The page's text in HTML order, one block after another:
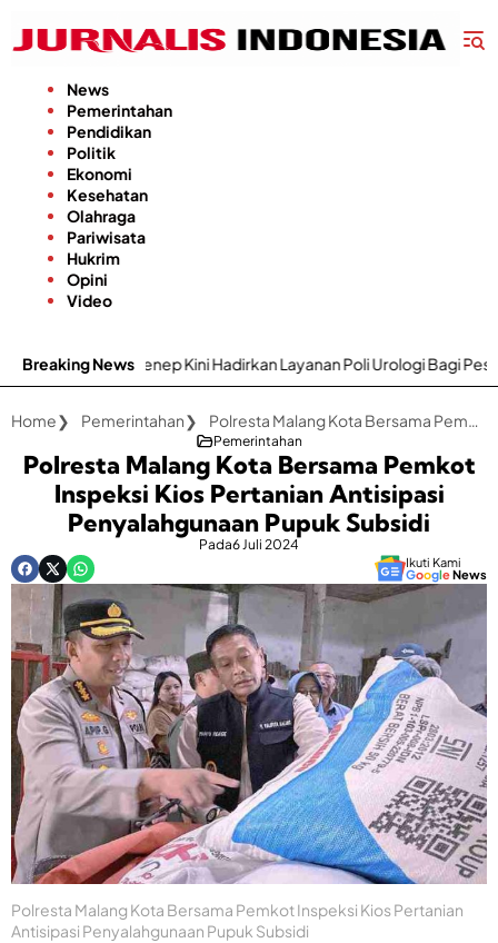
konten
News
Pemerintahan
Pendidikan
Politik
Ekonomi
Kesehatan
Olahraga
Pariwisata
Hukrim
Opini
Video
Breaking News
Sumenep Kini Hadirkan Layanan Poli Urologi Bagi Peserta BPJS
Home Pemerintahan Polresta Malang Kota Bersama Pemkot Inspeksi Kios Pertanian Antisipasi Penyalahgunaan Pupuk Subsidi
Pemerintahan
Polresta Malang Kota Bersama Pemkot
Inspeksi Kios Pertanian Antisipasi
Penyalahgunaan Pupuk Subsidi
Pada6 Juli 2024
Ikuti Kami
GoogleNews
Polresta Malang Kota Bersama Pemkot Inspeksi Kios Pertanian
Antisipasi Penyalahgunaan Pupuk Subsidi